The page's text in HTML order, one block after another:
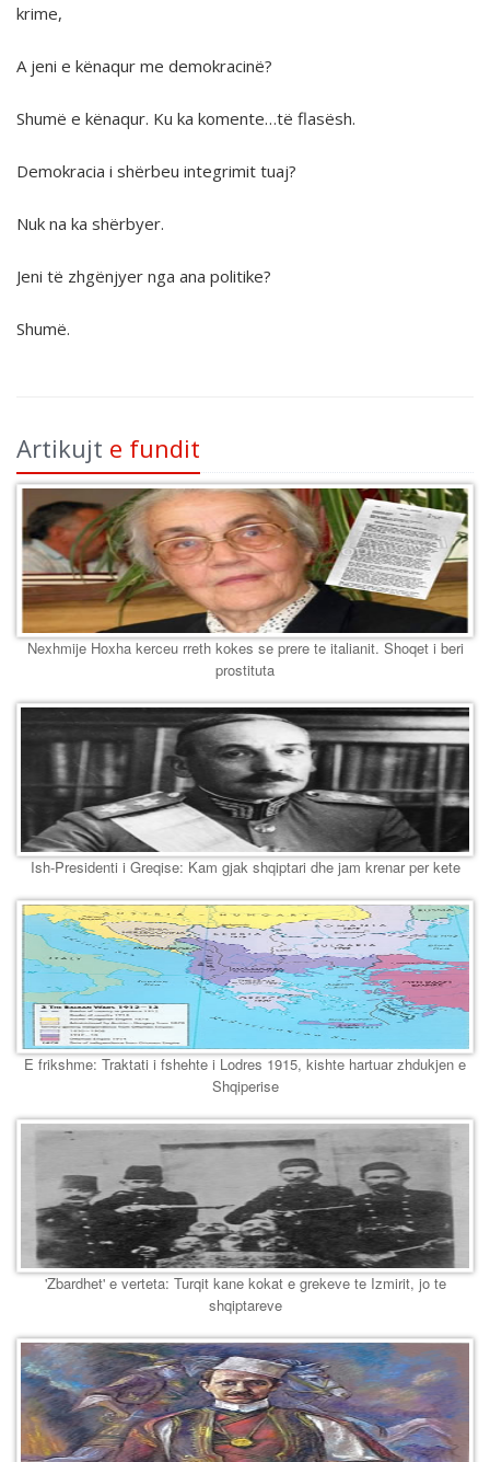
krime,
A jeni e kënaqur me demokracinë?
Shumë e kënaqur. Ku ka komente…të flasësh.
Demokracia i shërbeu integrimit tuaj?
Nuk na ka shërbyer.
Jeni të zhgënjyer nga ana politike?
Shumë.
Artikujt e fundit
Nexhmije Hoxha kerceu rreth kokes se prere te italianit. Shoqet i beri
prostituta
Ish-Presidenti i Greqise: Kam gjak shqiptari dhe jam krenar per kete
E frikshme: Traktati i fshehte i Lodres 1915, kishte hartuar zhdukjen e
Shqiperise
'Zbardhet' e verteta: Turqit kane kokat e grekeve te Izmirit, jo te
shqiptareve